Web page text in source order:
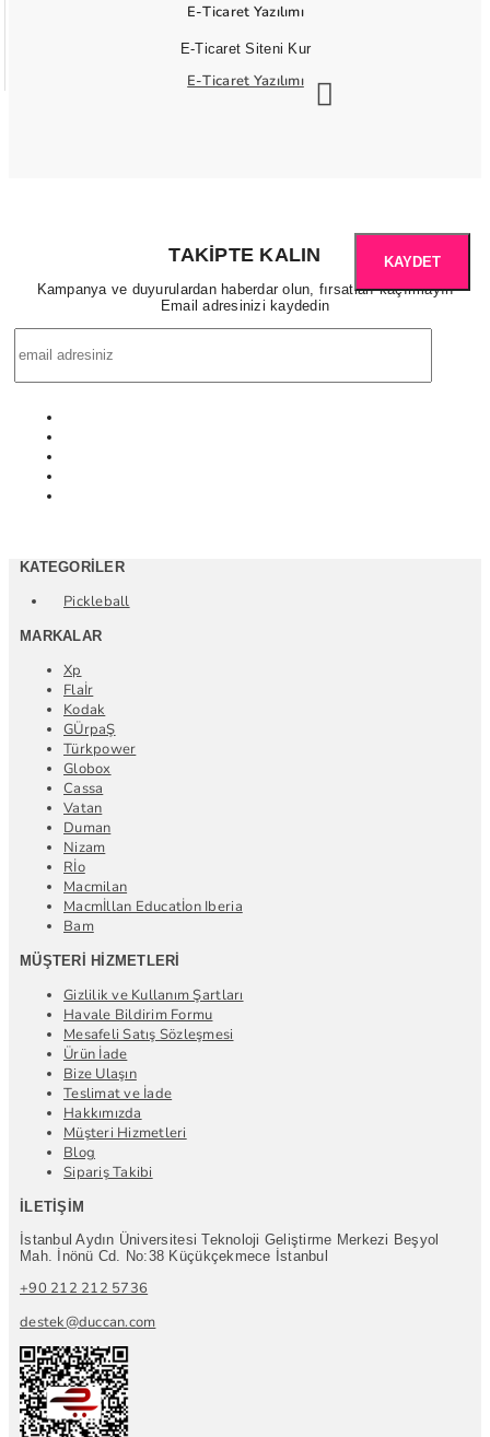
E-Ticaret Yazılımı
E-Ticaret Siteni Kur
E-Ticaret Yazılımı
TAKIPTE KALIN
Kampanya ve duyurulardan haberdar olun, fırsatları kaçırmayın
Email adresinizi kaydedin
KAYDET
KATEGORILER
Pickleball
MARKALAR
Xp
Flaİr
Kodak
GÜrpaŞ
Türkpower
Globox
Cassa
Vatan
Duman
Nizam
Rİo
Macmilan
Macmİllan Educatİon Iberia
Bam
MÜŞTERI HIZMETLERI
Gizlilik ve Kullanım Şartları
Havale Bildirim Formu
Mesafeli Satış Sözleşmesi
Ürün İade
Bize Ulaşın
Teslimat ve İade
Hakkımızda
Müşteri Hizmetleri
Blog
Sipariş Takibi
İLETIŞIM
İstanbul Aydın Üniversitesi Teknoloji Geliştirme Merkezi Beşyol
Mah. İnönü Cd. No:38 Küçükçekmece İstanbul
+90 212 212 5736
destek@duccan.com